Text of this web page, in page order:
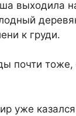
выходила
к груди.
почти
уже